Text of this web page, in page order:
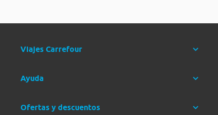
Viajes Carrefour
Ayuda
Ofertas y descuentos